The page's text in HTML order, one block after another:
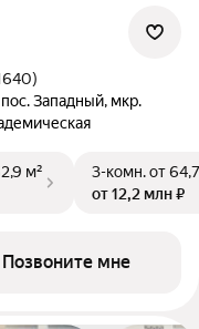
Западный, мкр.
м²
3-комн.от
от 12,2 млн ₽
Позвоните мне